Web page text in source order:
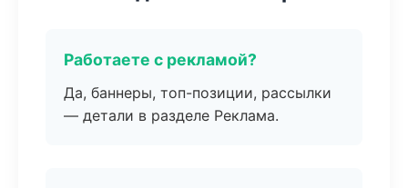
Работаете с рекламой?
Да, баннеры, топ-позиции, рассылки
— детали в разделе Реклама.